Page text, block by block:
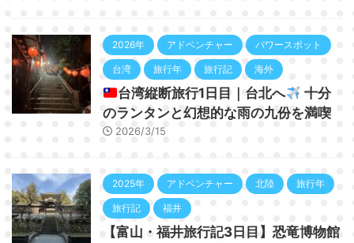
2026年 アドベンチャー パワースポット
台湾 旅行年 旅行記 海外
台湾縦断旅行1日目｜台北へ
十分
のランタンと幻想的な雨の九份を満喫
2026/3/15
2025年 アドベンチャー 北陸 旅行年
旅行記 福井
【富山・福井旅行記3日目】恐竜博物館